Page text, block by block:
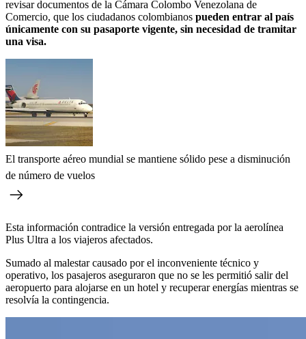
revisar documentos de la Cámara Colombo Venezolana de
Comercio, que los ciudadanos colombianos pueden entrar al país
únicamente con su pasaporte vigente, sin necesidad de tramitar
una visa.
El transporte aéreo mundial se mantiene sólido pese a disminución
de número de vuelos
Esta información contradice la versión entregada por la aerolínea
Plus Ultra a los viajeros afectados.
Sumado al malestar causado por el inconveniente técnico y
operativo, los pasajeros aseguraron que no se les permitió salir del
aeropuerto para alojarse en un hotel y recuperar energías mientras se
resolvía la contingencia.